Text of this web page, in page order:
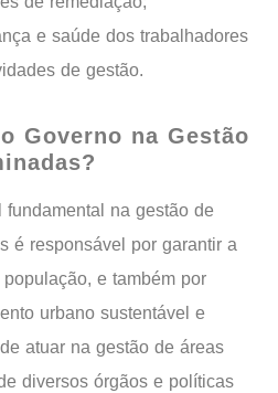
e saúde dos trabalhadores
de gestão.
Governo na Gestão
na gestão de
é responsável por garantir a
e também por
urbano sustentável e
atuar na gestão de áreas
diversos órgãos e políticas